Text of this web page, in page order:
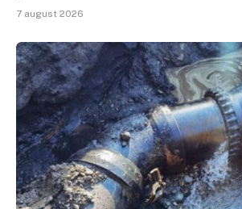
7 august 2026